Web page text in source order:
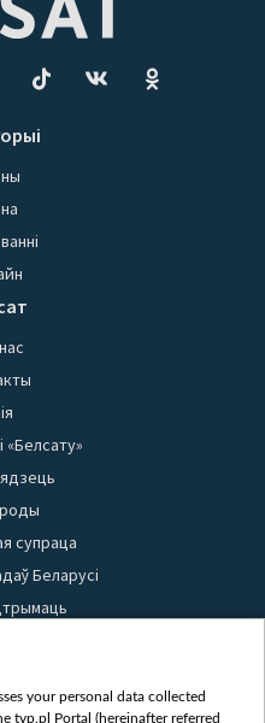
«Белсату»
супраца
Беларусі
матэрыялаў
your personal data collected
tvp.pl Portal (hereinafter referred